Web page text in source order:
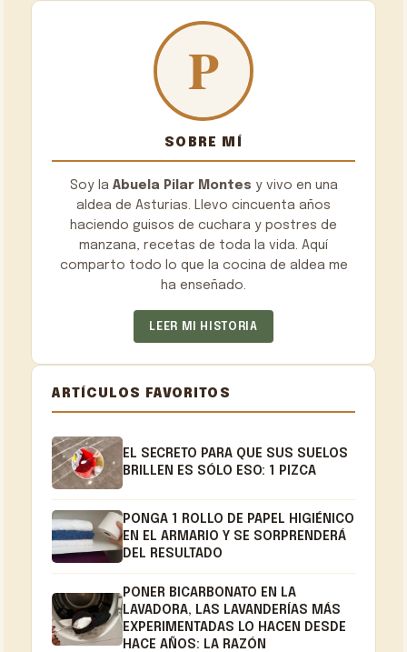
SOBRE MÍ
Soy la Abuela Pilar Montes y vivo en una
aldea de Asturias. Llevo cincuenta años
haciendo guisos de cuchara y postres de
manzana, recetas de toda la vida. Aquí
comparto todo lo que la cocina de aldea me
ha enseñado.
LEER MI HISTORIA
ARTÍCULOS FAVORITOS
EL SECRETO PARA QUE SUS SUELOS
BRILLEN ES SÓLO ESO: 1 PIZCA
PONGA 1 ROLLO DE PAPEL HIGIÉNICO
EN EL ARMARIO Y SE SORPRENDERÁ
DEL RESULTADO
PONER BICARBONATO EN LA
LAVADORA, LAS LAVANDERÍAS MÁS
EXPERIMENTADAS LO HACEN DESDE
HACE AÑOS: LA RAZÓN